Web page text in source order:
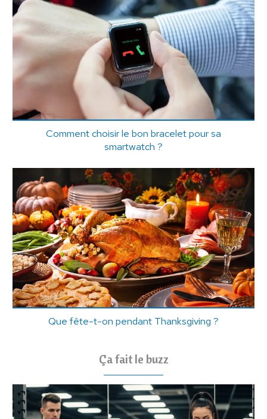
Comment choisir le bon bracelet pour sa
smartwatch ?
Que fête-t-on pendant Thanksgiving ?
Ça fait le buzz